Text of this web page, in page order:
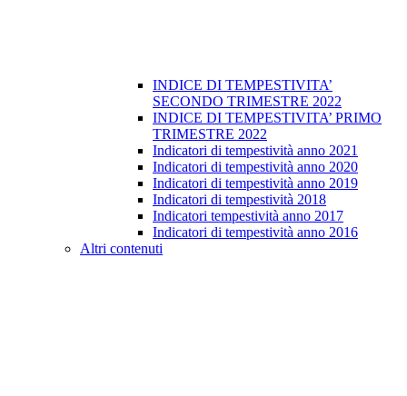
INDICE DI TEMPESTIVITA’
SECONDO TRIMESTRE 2022
INDICE DI TEMPESTIVITA’ PRIMO
TRIMESTRE 2022
Indicatori di tempestività anno 2021
Indicatori di tempestività anno 2020
Indicatori di tempestività anno 2019
Indicatori di tempestività 2018
Indicatori tempestività anno 2017
Indicatori di tempestività anno 2016
Altri contenuti